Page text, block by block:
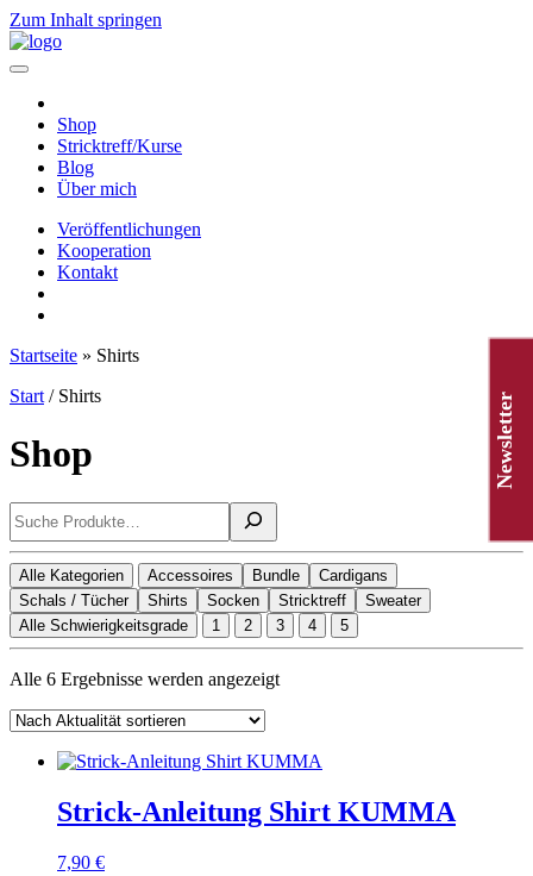
Zum Inhalt springen
Hauptnavigation
Shop
Stricktreff/Kurse
Blog
Über mich
Veröffentlichungen
Kooperation
Kontakt
Startseite » Shirts
Start / Shirts
Shop
Suchen
Alle Kategorien Accessoires Bundle
Cardigans
Schals / Tücher
Shirts Socken Stricktreff
Sweater
Alle Schwierigkeitsgrade
1 2 3 4 5
Alle 6 Ergebnisse werden angezeigtNach
Strick-Anleitung Shirt KUMMA
7,90 €
Newsletter